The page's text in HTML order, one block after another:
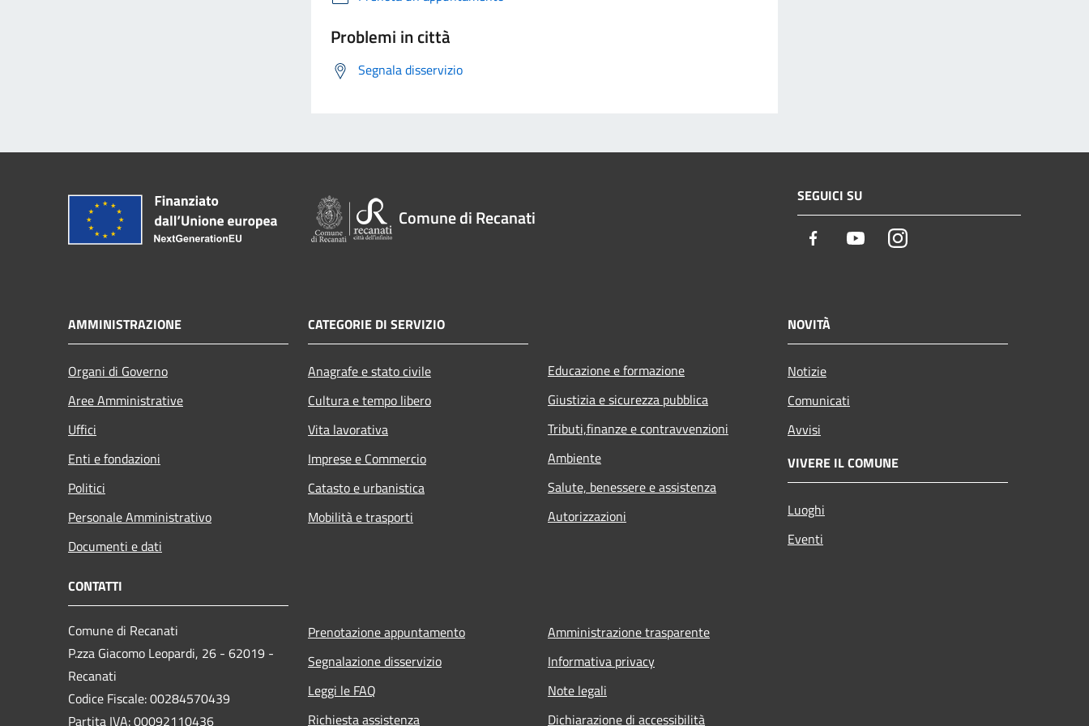
Problemi in città
Segnala disservizio
Comune di Recanati
SEGUICI SU
Facebook YoutubeInstagram
AMMINISTRAZIONE
Organi di Governo
Aree Amministrative
Uffici
Enti e fondazioni
Politici
Personale Amministrativo
Documenti e dati
CATEGORIE DI SERVIZIO
Anagrafe e stato civile
Cultura e tempo libero
Vita lavorativa
Imprese e Commercio
Catasto e urbanistica
Mobilità e trasporti
Educazione e formazione
Giustizia e sicurezza pubblica
Tributi,finanze e contravvenzioni
Ambiente
Salute, benessere e assistenza
Autorizzazioni
NOVITÀ
Notizie
Comunicati
Avvisi
VIVERE IL COMUNE
Luoghi
Eventi
CONTATTI
Comune di Recanati
P.zza Giacomo Leopardi, 26 - 62019 -
Recanati
Codice Fiscale: 00284570439
Partita IVA: 00092110436
Prenotazione appuntamento
Segnalazione disservizio
Leggi le FAQ
Richiesta assistenza
Amministrazione trasparente
Informativa privacy
Note legali
Dichiarazione di accessibilità